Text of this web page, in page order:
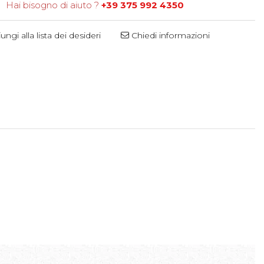
Hai bisogno di aiuto ? +39 375 992 4350
alla lista dei desideri Chiedi informazioni